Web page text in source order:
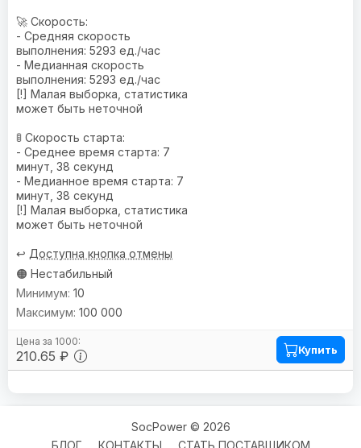
🚀 Скорость:
- Средняя скорость
выполнения: 5293 ед./час
- Медианная скорость
выполнения: 5293 ед./час
[!] Малая выборка, статистика
может быть неточной
🚦 Скорость старта:
- Среднее время старта: 7
минут, 38 секунд
- Медианное время старта: 7
минут, 38 секунд
[!] Малая выборка, статистика
может быть неточной
↩️ Доступна кнопка отмены
🟠 Нестабильный
210.65 ₽
10
100 000
Купить
SocPower © 2026
БЛОГ
КОНТАКТЫ СТАТЬ ПОСТАВЩИКОМ